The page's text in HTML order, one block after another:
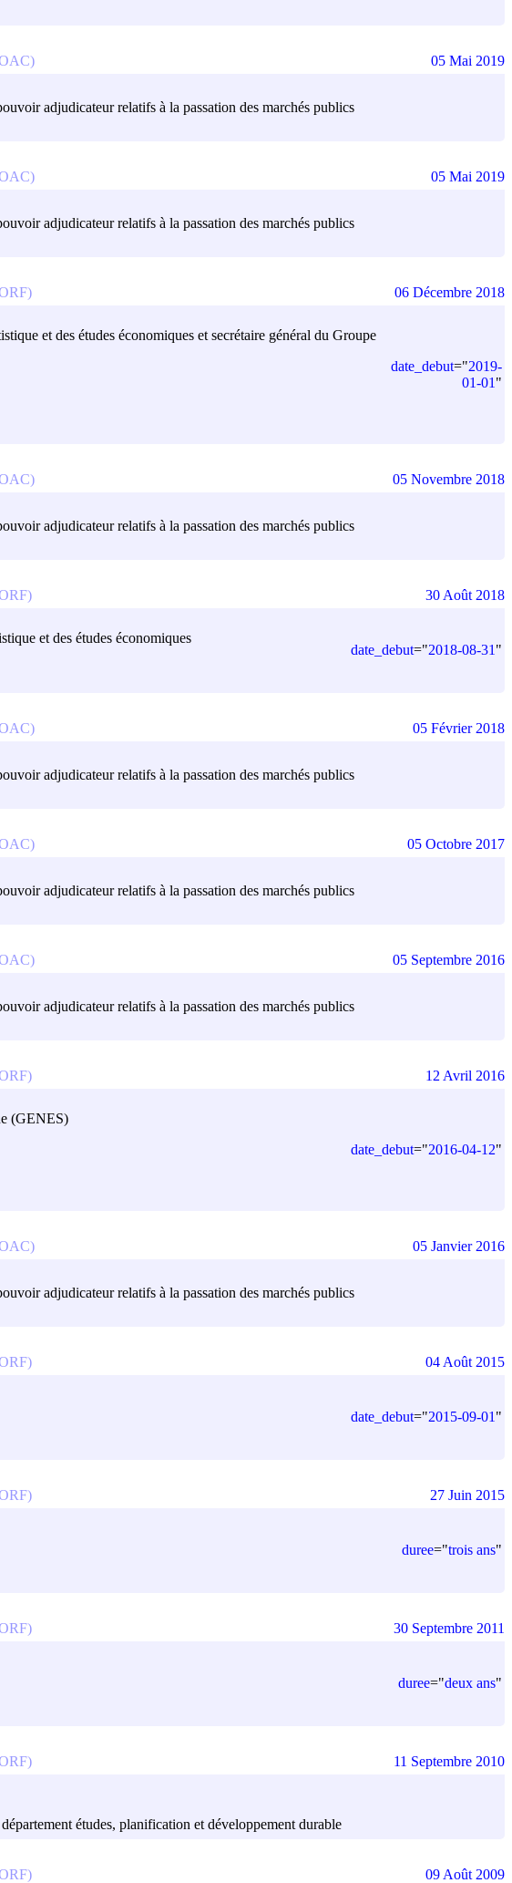
adjudicateur relatifs à la passation des marchés publics
05 Mai 2019
adjudicateur relatifs à la passation des marchés publics
05 Mai 2019
et des études économiques et secrétaire général du Groupe
date_debut="2019-
01-01 "
06 Décembre 2018
adjudicateur relatifs à la passation des marchés publics
05 Novembre 2018
et des études économiques
date_debut="2018-08-31 "
30 Août 2018
adjudicateur relatifs à la passation des marchés publics
05 Février 2018
adjudicateur relatifs à la passation des marchés publics
05 Octobre 2017
adjudicateur relatifs à la passation des marchés publics
05 Septembre 2016
(GENES)
date_debut="2016-04-12"
12 Avril 2016
adjudicateur relatifs à la passation des marchés publics
05 Janvier 2016
date_debut="2015-09-01 "
04 Août 2015
duree="trois ans"
27 Juin 2015
duree="deux ans"
30 Septembre 2011
études, planification et développement durable
11 Septembre 2010
09 Août 2009